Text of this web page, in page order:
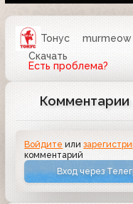
Тонус murmeow
Скачать
Есть проблема?
Комментарии
Войдите или
комментарий
Вход через